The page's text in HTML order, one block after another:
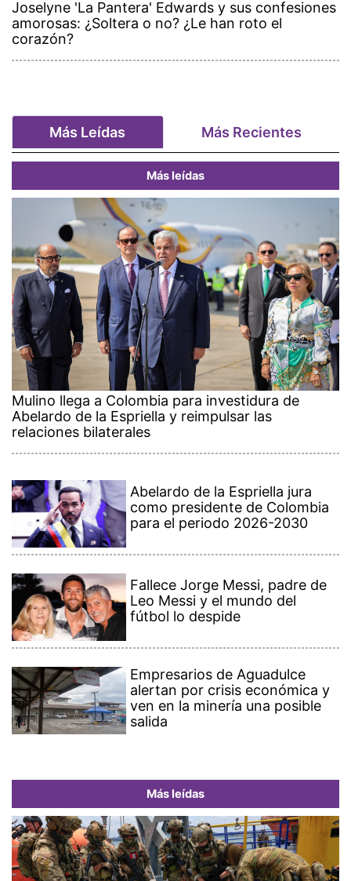
Joselyne 'La Pantera' Edwards y sus confesiones
amorosas: ¿Soltera o no? ¿Le han roto el
corazón?
Más Leídas Más Recientes
Más leídas
Mulino llega a Colombia para investidura de
Abelardo de la Espriella y reimpulsar las
relaciones bilaterales
Abelardo de la Espriella jura
como presidente de Colombia
para el periodo 2026-2030
Fallece Jorge Messi, padre de
Leo Messi y el mundo del
fútbol lo despide
Empresarios de Aguadulce
alertan por crisis económica y
ven en la minería una posible
salida
Más leídas